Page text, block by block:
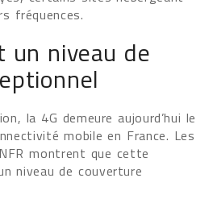
fréquences.
un niveau de
la 4G demeure aujourd’hui le
mobile en France. Les
montrent que cette
niveau de couverture